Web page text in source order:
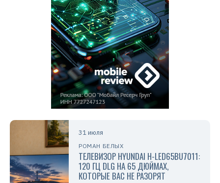
31 июля
РОМАН БЕЛЫХ
ТЕЛЕВИЗОР HYUNDAI H-LED65BU7011:
120 ГЦ DLG НА 65 ДЮЙМАХ,
КОТОРЫЕ ВАС НЕ РАЗОРЯТ